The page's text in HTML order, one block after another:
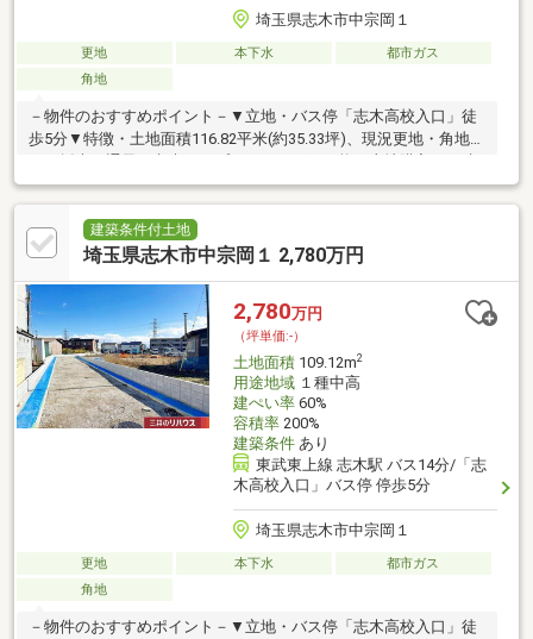
埼玉県志木市中宗岡１
更地 本下水
都市ガス
角地
－物件のおすすめポイント－▼立地・バス停「志木高校入口」徒
歩5分▼特徴・土地面積116.82平米(約35.33坪)、現況更地・角地に
つき採光や通風を考慮したプランニングが可能・土地購入から建
築までがスムーズな建築条件付宅地販売・都市ガス、本下水対応
エリア▼周辺環境・ダイケーストアー 徒歩5分(約350m)・ドラッ
グ・エース宗岡店 徒歩6分(約440m)・志木市立宗岡第四小学校 徒
歩9分(約660m)・志木市立宗岡中学校 徒歩9分(約710m)■ ご希望の
談はお気軽にお問い合わせください。
建築条件付土地
埼玉県志木市中宗岡１ 2,780万円
2,780万円
（坪単価:-）
土地面積109.12m2
用途地域１種中高
建ぺい率60%
容積率200%
建築条件あり
東武東上線 志木駅 バス14分/「志
木高校入口」バス停 停歩5分
埼玉県志木市中宗岡１
更地 本下水
都市ガス
角地
－物件のおすすめポイント－▼立地・バス停「志木高校入口」徒